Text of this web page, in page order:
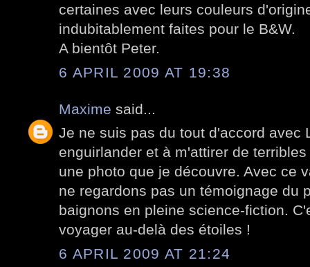
certaines avec leurs couleurs
indubitablement faites pour le B&W.
A bientôt Peter.
6 APRIL 2009 AT 19:38
Maxime said...
Je ne suis pas du tout d'accord avec
enguirlander et à m'attirer de
une photo que je découvre. Avec ce
ne regardons pas un témoignage du
baignons en pleine science-fiction.
voyager au-delà des étoiles !
6 APRIL 2009 AT 21:24